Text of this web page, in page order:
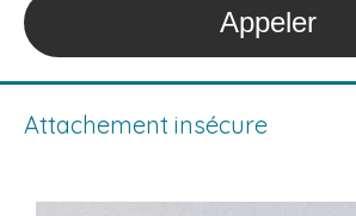
Appeler
Attachement insécure